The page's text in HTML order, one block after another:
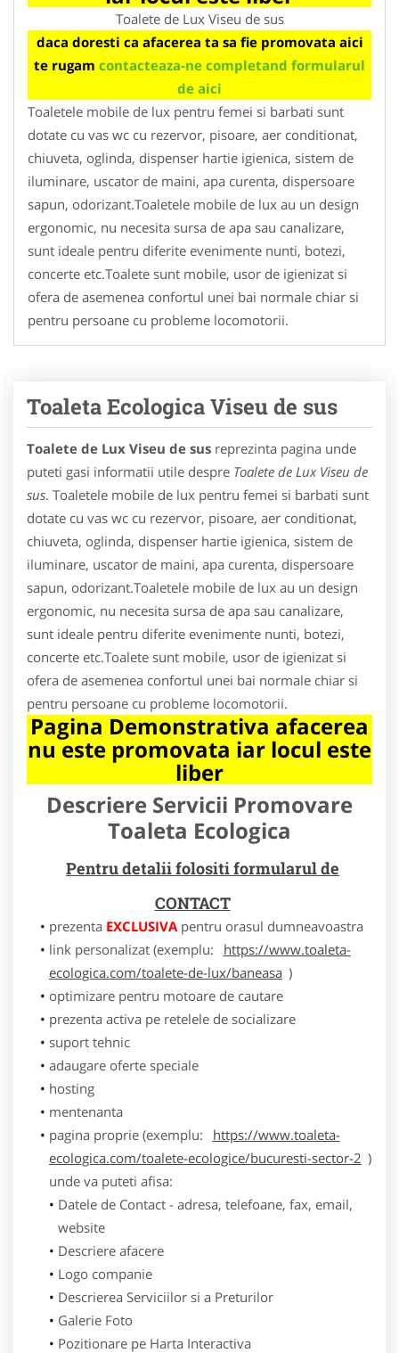
Toalete de Lux Viseu de sus
daca doresti ca afacerea ta sa fie promovata aici
te rugam contacteaza-ne completand formularul
de aici
Toaletele mobile de lux pentru femei si barbati sunt
dotate cu vas wc cu rezervor, pisoare, aer conditionat,
chiuveta, oglinda, dispenser hartie igienica, sistem de
iluminare, uscator de maini, apa curenta, dispersoare
sapun, odorizant.Toaletele mobile de lux au un design
ergonomic, nu necesita sursa de apa sau canalizare,
sunt ideale pentru diferite evenimente nunti, botezi,
concerte etc.Toalete sunt mobile, usor de igienizat si
ofera de asemenea confortul unei bai normale chiar si
pentru persoane cu probleme locomotorii.
Toaleta Ecologica Viseu de sus
Toalete de Lux Viseu de sus reprezinta pagina unde
puteti gasi informatii utile despre Toalete de Lux Viseu de
sus. Toaletele mobile de lux pentru femei si barbati sunt
dotate cu vas wc cu rezervor, pisoare, aer conditionat,
chiuveta, oglinda, dispenser hartie igienica, sistem de
iluminare, uscator de maini, apa curenta, dispersoare
sapun, odorizant.Toaletele mobile de lux au un design
ergonomic, nu necesita sursa de apa sau canalizare,
sunt ideale pentru diferite evenimente nunti, botezi,
concerte etc.Toalete sunt mobile, usor de igienizat si
ofera de asemenea confortul unei bai normale chiar si
pentru persoane cu probleme locomotorii.
Pagina Demonstrativa afacerea
nu este promovata iar locul este
liber
Descriere Servicii Promovare
Toaleta Ecologica
Pentru detalii folositi formularul de
CONTACT
prezenta EXCLUSIVApentru orasul dumneavoastra
link personalizat (exemplu:
https://www.toaleta-
ecologica.com/toalete-de-lux/baneasa )
optimizare pentru motoare de cautare
prezenta activa pe retelele de socializare
suport tehnic
adaugare oferte speciale
hosting
mentenanta
pagina proprie (exemplu:
https://www.toaleta-
ecologica.com/toalete-ecologice/bucuresti-sector-2 )
unde va puteti afisa:
Datele de Contact - adresa, telefoane, fax, email,
website
Descriere afacere
Logo companie
Descrierea Serviciilor si a Preturilor
Galerie Foto
Pozitionare pe Harta Interactiva